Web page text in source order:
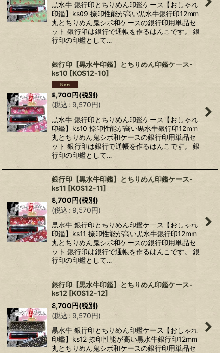
黒水牛 銀行印とちりめん印鑑ケース【おしゃれ
印鑑】ks09 捺印性能が高い黒水牛銀行印12mm
丸とちりめん鬼シボ和ケースの銀行印用単品セ
ット 銀行印は銀行で通帳を作るはんこです。 銀
行印の印鑑として…
銀行印【黒水牛印鑑】とちりめん印鑑ケース-
ks10 [KOS12-10]
8,700円(税別)
(税込: 9,570円)
黒水牛 銀行印とちりめん印鑑ケース【おしゃれ
印鑑】ks10 捺印性能が高い黒水牛銀行印12mm
丸とちりめん鬼シボ和ケースの銀行印用単品セ
ット 銀行印は銀行で通帳を作るはんこです。 銀
行印の印鑑として…
銀行印【黒水牛印鑑】とちりめん印鑑ケース-
ks11 [KOS12-11]
8,700円(税別)
(税込: 9,570円)
黒水牛 銀行印とちりめん印鑑ケース【おしゃれ
印鑑】ks11 捺印性能が高い黒水牛銀行印12mm
丸とちりめん鬼シボ和ケースの銀行印用単品セ
ット 銀行印は銀行で通帳を作るはんこです。 銀
行印の印鑑として…
銀行印【黒水牛印鑑】とちりめん印鑑ケース-
ks12 [KOS12-12]
8,700円(税別)
(税込: 9,570円)
黒水牛 銀行印とちりめん印鑑ケース【おしゃれ
印鑑】ks12 捺印性能が高い黒水牛銀行印12mm
丸とちりめん鬼シボ和ケースの銀行印用単品セ